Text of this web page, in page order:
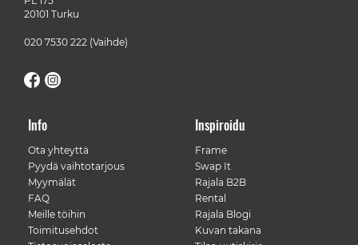
20101 Turku
020 7530 222 (Vaihde)
Info
Ota yhteyttä
Pyydä vaihtotarjous
Myymälät
FAQ
Meille töihin
Toimitusehdot
Inspiroidu
Frame
Swap It
Rajala B2B
Rental
Rajala Blogi
Kuvan takana